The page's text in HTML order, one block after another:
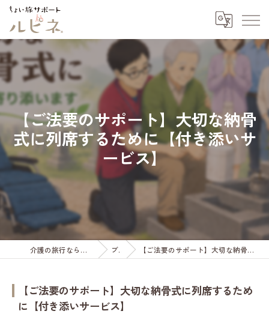
【ご法要のサポート】大切な納骨
式に列席するために【付き添いサ
ービス】
介護の旅行ならちょい旅サポート ルピネ ブログ 【ご法要のサポート】大切な納骨式に列席するために【付き添いサービス】
【ご法要のサポート】大切な納骨式に列席するため
に【付き添いサービス】